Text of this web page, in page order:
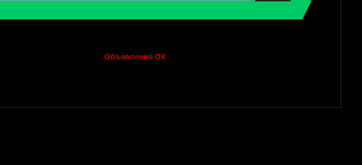
Объявления ОК